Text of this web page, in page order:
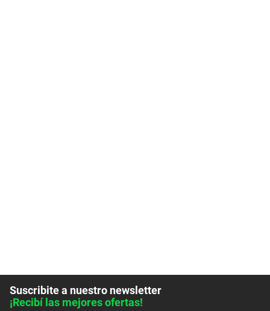
Suscribite a nuestro newsletter
¡Recibí las mejores ofertas!